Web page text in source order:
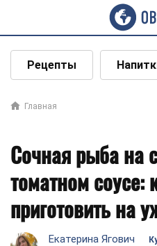
Рецепты
Главная
Сочная рыба на
томатном соусе:
приготовить на
Екатерина Ягович